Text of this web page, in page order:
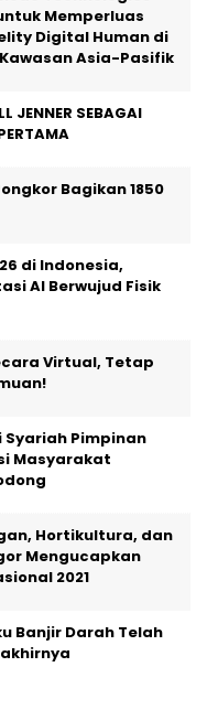
Memperluas
Digital Human di
Asia-Pasifik
JENNER SEBAGAI
Bagikan 1850
di Indonesia,
AI Berwujud Fisik
Virtual, Tetap
Syariah Pimpinan
Masyarakat
Hortikultura, dan
Mengucapkan
2021
Banjir Darah Telah